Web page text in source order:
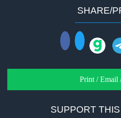
SHARE/
Print / Email
SUPPORT